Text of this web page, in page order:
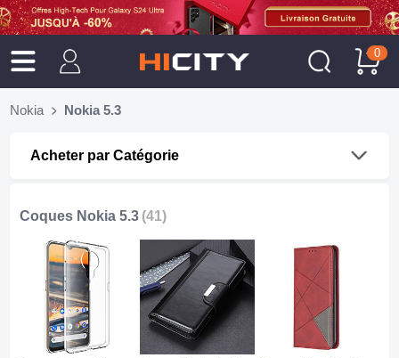
0
Nokia Nokia 5.3
Acheter par Catégorie
Coques Nokia 5.3 (41)